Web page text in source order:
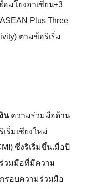
มโยงอาเซียน+3
Plus Three
ตามข้อริเริ่ม
นความร่วมมือด้าน
เริ่มเชียงใหม่
ซึ่งริเริ่มขึ้นเมื่อปี
วมมือที่มีความ
รอบความร่วมมือ